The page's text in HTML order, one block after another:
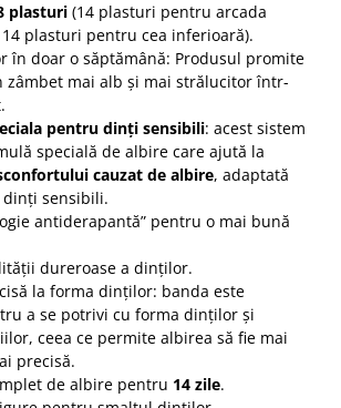
plasturi (14 plasturi pentru arcada
plasturi pentru cea inferioară).
în doar o săptămână: Produsul promite
zâmbet mai alb și mai strălucitor într-
pentru dinți sensibili: acest sistem
specială de albire care ajută la
cauzat de albire, adaptată
sensibili.
antiderapantă” pentru o mai bună
dureroase a dinților.
la forma dinților: banda este
a se potrivi cu forma dinților și
ceea ce permite albirea să fie mai
precisă.
de albire pentru 14 zile.